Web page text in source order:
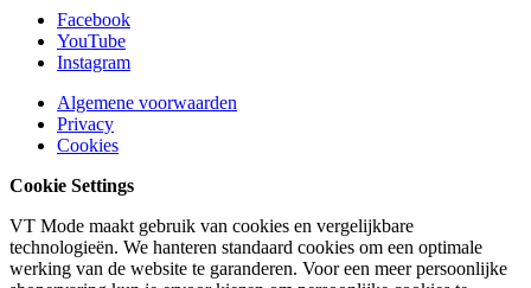
Facebook
YouTube
Instagram
Algemene voorwaarden
Privacy
Cookies
Cookie Settings
VT Mode maakt gebruik van cookies en vergelijkbare
technologieën. We hanteren standaard cookies om een optimale
werking van de website te garanderen. Voor een meer persoonlijke